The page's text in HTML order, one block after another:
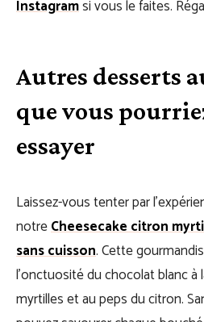
Instagramsi vous le faites.
Autres desserts
que vous
essayer
Laissez-vous tenter par
notreCheesecake citron
sans cuisson. Cette
l’onctuosité du chocolat blanc à
myrtilles et au peps du citron.